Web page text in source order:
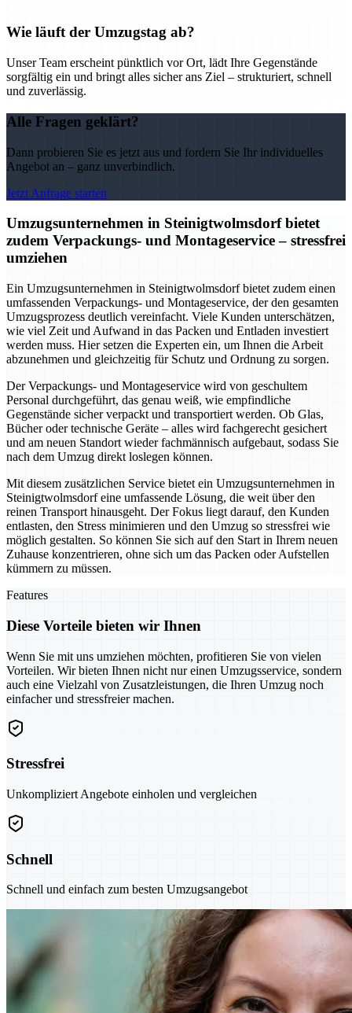
Wie läuft der Umzugstag ab?
Unser Team erscheint pünktlich vor Ort, lädt Ihre Gegenstände
sorgfältig ein und bringt alles sicher ans Ziel – strukturiert, schnell
und zuverlässig.
Alle Fragen geklärt?
Dann probieren Sie es jetzt aus und fordern Sie Ihr individuelles
Angebot an – ganz unverbindlich.
Jetzt Anfrage starten
Umzugsunternehmen in Steinigtwolmsdorf bietet
zudem Verpackungs- und Montageservice – stressfrei
umziehen
Ein Umzugsunternehmen in Steinigtwolmsdorf bietet zudem einen
umfassenden Verpackungs- und Montageservice, der den gesamten
Umzugsprozess deutlich vereinfacht. Viele Kunden unterschätzen,
wie viel Zeit und Aufwand in das Packen und Entladen investiert
werden muss. Hier setzen die Experten ein, um Ihnen die Arbeit
abzunehmen und gleichzeitig für Schutz und Ordnung zu sorgen.
Der Verpackungs- und Montageservice wird von geschultem
Personal durchgeführt, das genau weiß, wie empfindliche
Gegenstände sicher verpackt und transportiert werden. Ob Glas,
Bücher oder technische Geräte – alles wird fachgerecht gesichert
und am neuen Standort wieder fachmännisch aufgebaut, sodass Sie
nach dem Umzug direkt loslegen können.
Mit diesem zusätzlichen Service bietet ein Umzugsunternehmen in
Steinigtwolmsdorf eine umfassende Lösung, die weit über den
reinen Transport hinausgeht. Der Fokus liegt darauf, den Kunden
entlasten, den Stress minimieren und den Umzug so stressfrei wie
möglich gestalten. So können Sie sich auf den Start in Ihrem neuen
Zuhause konzentrieren, ohne sich um das Packen oder Aufstellen
kümmern zu müssen.
Features
Diese Vorteile bieten wir Ihnen
Wenn Sie mit uns umziehen möchten, profitieren Sie von vielen
Vorteilen. Wir bieten Ihnen nicht nur einen Umzugsservice, sondern
auch eine Vielzahl von Zusatzleistungen, die Ihren Umzug noch
einfacher und stressfreier machen.
Stressfrei
Unkompliziert Angebote einholen und vergleichen
Schnell
Schnell und einfach zum besten Umzugsangebot